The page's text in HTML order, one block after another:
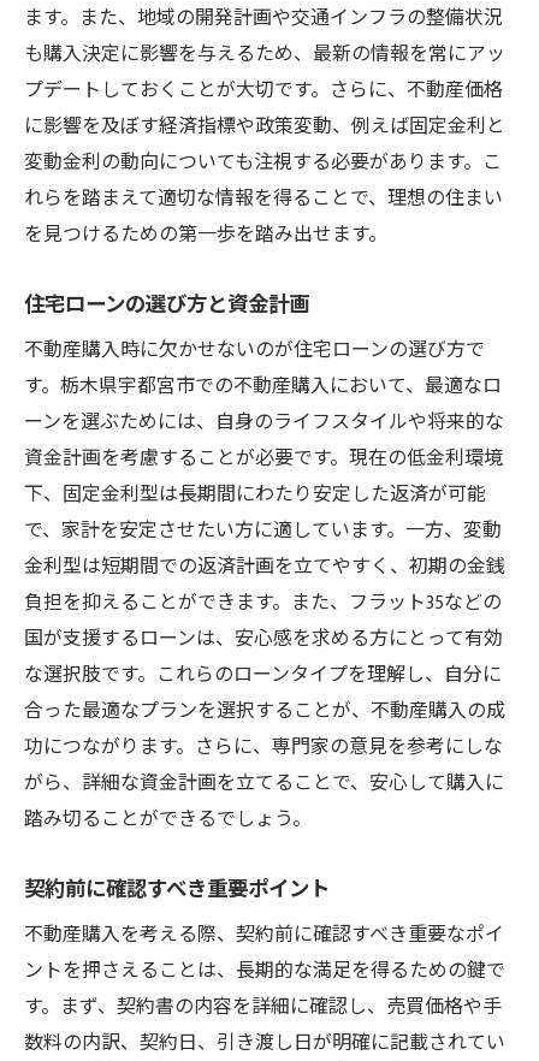
ます。また、地域の開発計画や交通インフラの整備状況
も購入決定に影響を与えるため、最新の情報を常にアッ
プデートしておくことが大切です。さらに、不動産価格
に影響を及ぼす経済指標や政策変動、例えば固定金利と
変動金利の動向についても注視する必要があります。こ
れらを踏まえて適切な情報を得ることで、理想の住まい
を見つけるための第一歩を踏み出せます。
住宅ローンの選び方と資金計画
不動産購入時に欠かせないのが住宅ローンの選び方で
す。栃木県宇都宮市での不動産購入において、最適なロ
ーンを選ぶためには、自身のライフスタイルや将来的な
資金計画を考慮することが必要です。現在の低金利環境
下、固定金利型は長期間にわたり安定した返済が可能
で、家計を安定させたい方に適しています。一方、変動
金利型は短期間での返済計画を立てやすく、初期の金銭
負担を抑えることができます。また、フラット35などの
国が支援するローンは、安心感を求める方にとって有効
な選択肢です。これらのローンタイプを理解し、自分に
合った最適なプランを選択することが、不動産購入の成
功につながります。さらに、専門家の意見を参考にしな
がら、詳細な資金計画を立てることで、安心して購入に
踏み切ることができるでしょう。
契約前に確認すべき重要ポイント
不動産購入を考える際、契約前に確認すべき重要なポイ
ントを押さえることは、長期的な満足を得るための鍵で
す。まず、契約書の内容を詳細に確認し、売買価格や手
数料の内訳、契約日、引き渡し日が明確に記載されてい